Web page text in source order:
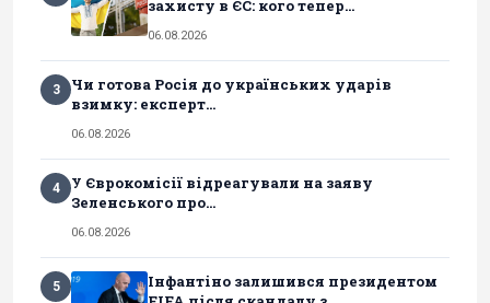
захисту в ЄС: кого тепер...
06.08.2026
3
Чи готова Росія до українських ударів
взимку: експерт...
06.08.2026
4
У Єврокомісії відреагували на заяву
Зеленського про...
06.08.2026
5
Інфантіно залишився президентом